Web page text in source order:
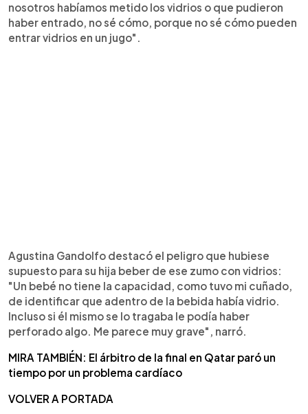
nosotros habíamos metido los vidrios o que pudieron
haber entrado, no sé cómo, porque no sé cómo pueden
entrar vidrios en un jugo".
Agustina Gandolfo destacó el peligro que hubiese
supuesto para su hija beber de ese zumo con vidrios:
"Un bebé no tiene la capacidad, como tuvo mi cuñado,
de identificar que adentro de la bebida había vidrio.
Incluso si él mismo se lo tragaba le podía haber
perforado algo. Me parece muy grave", narró.
MIRA TAMBIÉN: El árbitro de la final en Qatar paró un
tiempo por un problema cardíaco
VOLVER A PORTADA